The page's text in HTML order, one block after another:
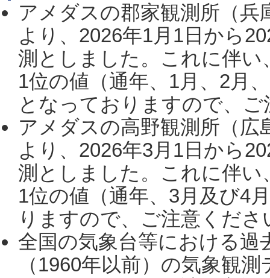
アメダスの郡家観測所（
より、2026年1月1日から
測としました。これに伴い
1位の値（通年、1月、2月
となっておりますので、
アメダスの高野観測所（
より、2026年3月1日から
測としました。これに伴い
1位の値（通年、3月及び4
りますので、ご注意くだ
全国の気象台等における過
（1960年以前）の気象観